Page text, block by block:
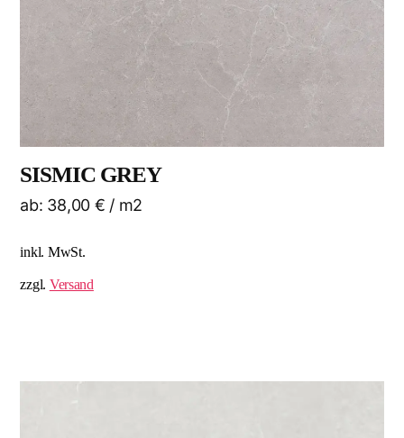
SISMIC GREY
ab: 38,00 € / m2
inkl. MwSt.
zzgl. Versand